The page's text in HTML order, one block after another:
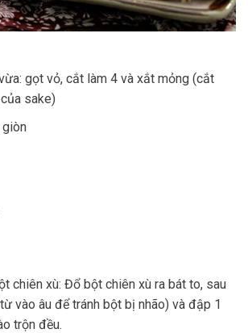
gọt vỏ, cắt làm 4 và xắt mỏng (cắt
sake)
chiên xù: Đổ bột chiên xù ra bát to, sau
vào âu để tránh bột bị nhão) và đập 1
trộn đều.